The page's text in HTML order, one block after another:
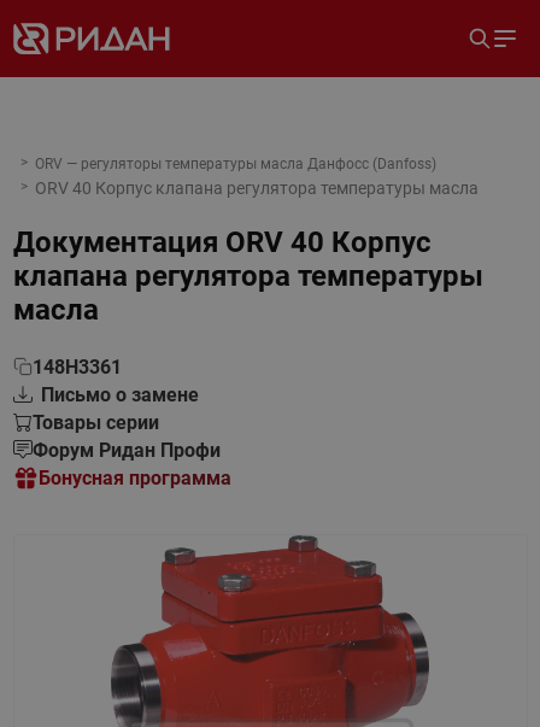
ORV — регуляторы температуры масла Данфосс (Danfoss)
ORV 40 Корпус клапана регулятора температуры масла
Документация ORV 40 Корпус
клапана регулятора температуры
масла
148H3361
Письмо о замене
Товары серии
Форум Ридан Профи
Бонусная программа